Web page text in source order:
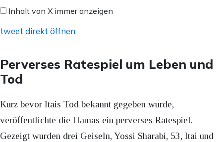
anzeigen
Inhalt von X immer anzeigen
tweet direkt öffnen
Perverses Ratespiel um Leben und
Tod
Kurz bevor Itais Tod bekannt gegeben wurde,
veröffentlichte die Hamas ein perverses Ratespiel.
Gezeigt wurden drei Geiseln, Yossi Sharabi, 53, Itai und